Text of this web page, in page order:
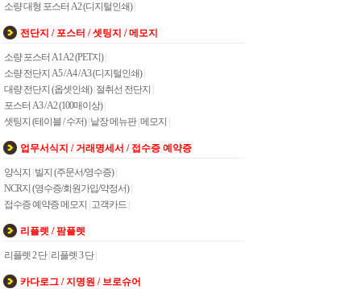
소량 대형 포스터 A2 (디지털인쇄)|
전단지 / 포스터 / 셋팅지 / 메모지
소량 포스터 A1 A2 (PET지)|
소량 전단지 A5 / A4 / A3 (디지털인쇄)|
대량 전단지 (옵셋인쇄)| 절취선 전단지
포스터 A3 / A2 (100매이상)|
셋팅지 (테이블 / 수저)| 낱장 메뉴판| 메모지
업무서식지 / 거래명세서 / 접수증 예약증
양식지 빌지 (주문서/영수증)|
NCR지 (영수증/회원가입/약정서)|
접수증 예약증 메모지
고객카드
리플렛 / 팜플렛
리플렛 2 단| 리플렛 3 단|
카다로그 / 지명원 / 브로슈어